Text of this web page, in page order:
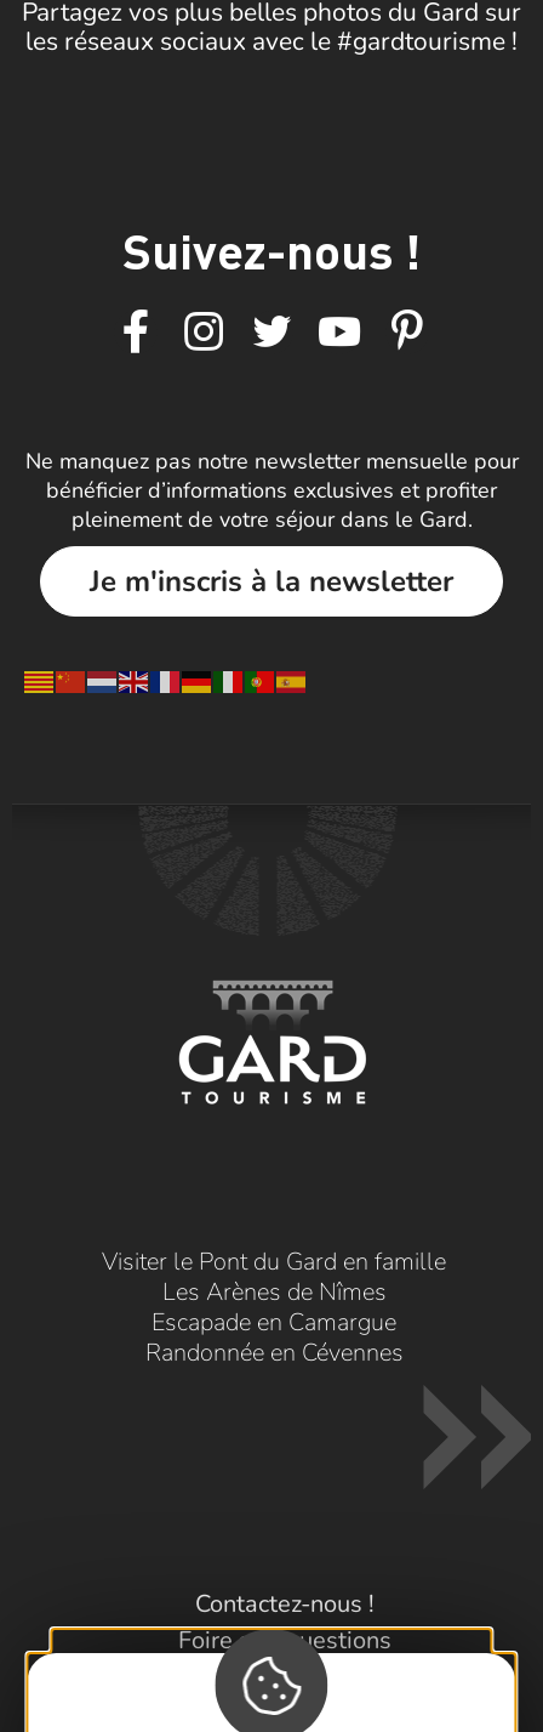
Partagez vos plus belles photos du Gard sur
les réseaux sociaux avec le #gardtourisme !
Suivez-nous !
Ne manquez pas notre newsletter mensuelle pour
bénéficier d’informations exclusives et profiter
pleinement de votre séjour dans le Gard.
Je m'inscris à la newsletter
Visiter le Pont du Gard en famille
Les Arènes de Nîmes
Escapade en Camargue
Randonnée en Cévennes
Contactez-nous !
Foire aux questions
Brochures
Cartoguides et Topoguides